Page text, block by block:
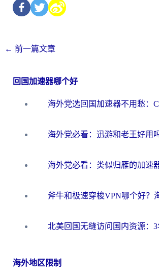
← 前一篇文章
回国加速器哪个好
海外地区限制